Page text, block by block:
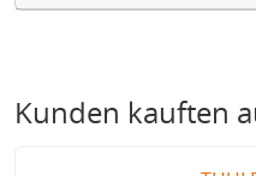
Kunden kauften